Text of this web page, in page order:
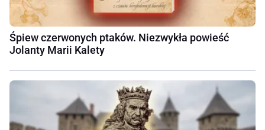
Śpiew czerwonych ptaków. Niezwykła powieść
Jolanty Marii Kalety